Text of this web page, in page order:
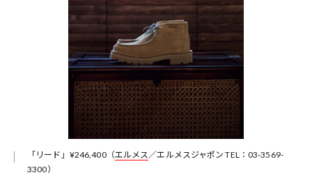
「リード」¥246,400（エルメス／エルメスジャポン TEL：03-3569-
3300）